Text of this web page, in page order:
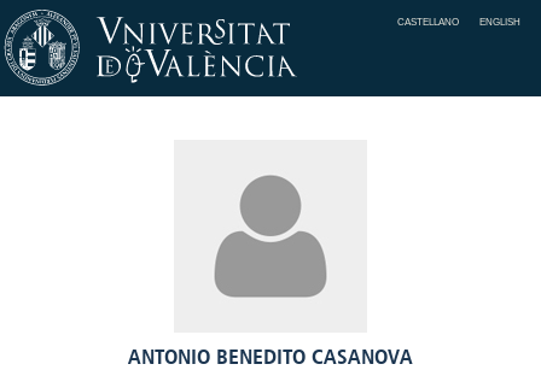
CASTELLANO ENGLISH
ANTONIO BENEDITO CASANOVA